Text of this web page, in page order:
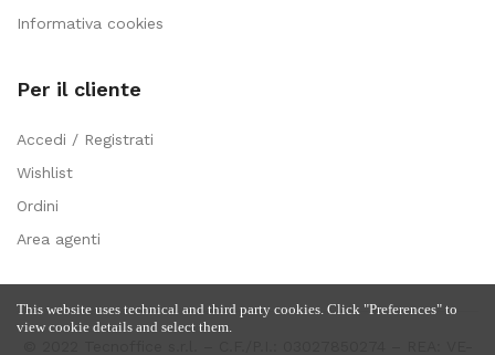
Informativa cookies
Per il cliente
Accedi / Registrati
Wishlist
Ordini
Area agenti
This website uses technical and third party cookies. Click "Preferences" to
view cookie details and select them.